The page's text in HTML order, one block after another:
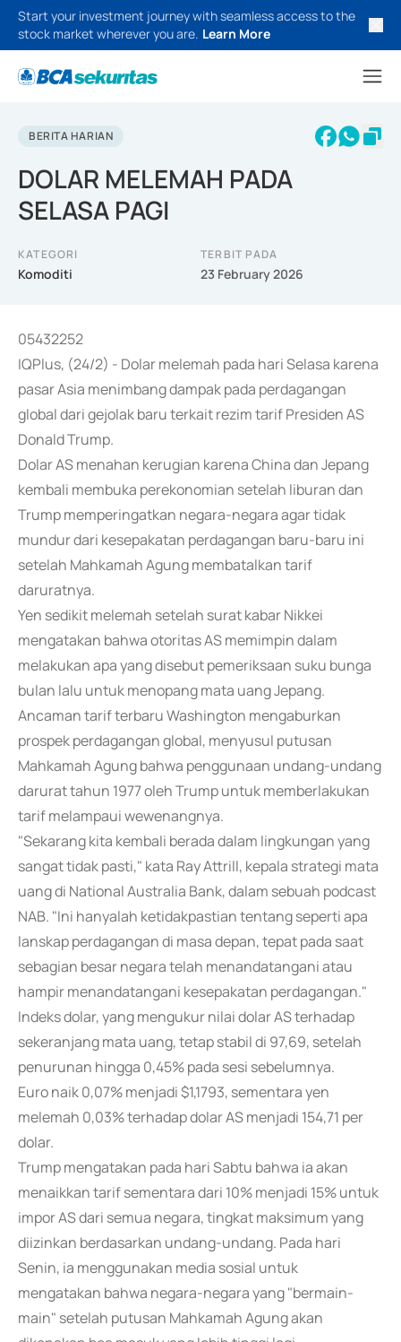
Start your investment journey with seamless access to the
stock market wherever you are. Learn More
BERITA HARIAN
DOLAR MELEMAH PADA
SELASA PAGI
KATEGORI
Komoditi
TERBIT PADA
23 February 2026
05432252
IQPlus, (24/2) - Dolar melemah pada hari Selasa karena
pasar Asia menimbang dampak pada perdagangan
global dari gejolak baru terkait rezim tarif Presiden AS
Donald Trump.
Dolar AS menahan kerugian karena China dan Jepang
kembali membuka perekonomian setelah liburan dan
Trump memperingatkan negara-negara agar tidak
mundur dari kesepakatan perdagangan baru-baru ini
setelah Mahkamah Agung membatalkan tarif
daruratnya.
Yen sedikit melemah setelah surat kabar Nikkei
mengatakan bahwa otoritas AS memimpin dalam
melakukan apa yang disebut pemeriksaan suku bunga
bulan lalu untuk menopang mata uang Jepang.
Ancaman tarif terbaru Washington mengaburkan
prospek perdagangan global, menyusul putusan
Mahkamah Agung bahwa penggunaan undang-undang
darurat tahun 1977 oleh Trump untuk memberlakukan
tarif melampaui wewenangnya.
"Sekarang kita kembali berada dalam lingkungan yang
sangat tidak pasti," kata Ray Attrill, kepala strategi mata
uang di National Australia Bank, dalam sebuah podcast
NAB. "Ini hanyalah ketidakpastian tentang seperti apa
lanskap perdagangan di masa depan, tepat pada saat
sebagian besar negara telah menandatangani atau
hampir menandatangani kesepakatan perdagangan."
Indeks dolar, yang mengukur nilai dolar AS terhadap
sekeranjang mata uang, tetap stabil di 97,69, setelah
penurunan hingga 0,45% pada sesi sebelumnya.
Euro naik 0,07% menjadi $1,1793, sementara yen
melemah 0,03% terhadap dolar AS menjadi 154,71 per
dolar.
Trump mengatakan pada hari Sabtu bahwa ia akan
menaikkan tarif sementara dari 10% menjadi 15% untuk
impor AS dari semua negara, tingkat maksimum yang
diizinkan berdasarkan undang-undang. Pada hari
Senin, ia menggunakan media sosial untuk
mengatakan bahwa negara-negara yang "bermain-
main" setelah putusan Mahkamah Agung akan